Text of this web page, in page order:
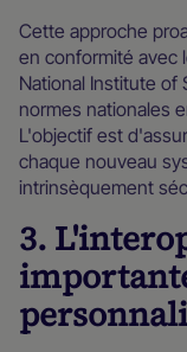
Cette approche
en conformité avec
National Institute of
normes nationales
L'objectif est
chaque nouveau
intrinsèquement
3.